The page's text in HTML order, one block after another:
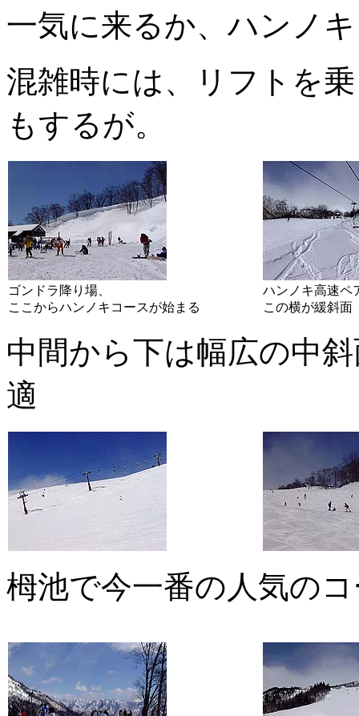
一気に来るか、ハンノ
混雑時には、リフトを
もするが。
ゴンドラ降り場、
ここからハンノキコースが始まる
ハンノキ高速ペ
この横が緩斜面
中間から下は幅広の中
適
栂池で今一番の人気の